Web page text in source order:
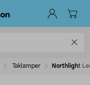
Taklamper Northlight